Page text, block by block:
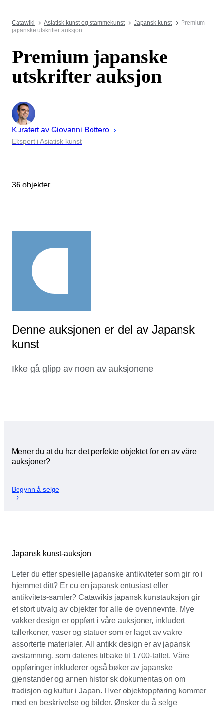
Catawiki Asiatisk kunst og stammekunst Japansk kunst
Premium
japanske utskrifter auksjon
Premium japanske
utskrifter auksjon
Kuratert av Giovanni Bottero
Ekspert i Asiatisk kunst
36 objekter
Denne auksjonen er del av Japansk
kunst
Ikke gå glipp av noen av auksjonene
Mener du at du har det perfekte objektet for en av våre
auksjoner?
Begynn å selge
Japansk kunst-auksjon
Leter du etter spesielle japanske antikviteter som gir ro i
hjemmet ditt? Er du en japansk entusiast eller
antikvitets-samler? Catawikis japansk kunstauksjon gir
et stort utvalg av objekter for alle de ovennevnte. Mye
vakker design er oppført i våre auksjoner, inkludert
tallerkener, vaser og statuer som er laget av vakre
assorterte materialer. All antikk design er av japansk
avstamning, som dateres tilbake til 1700-tallet. Våre
oppføringer inkluderer også bøker av japanske
gjenstander og annen historisk dokumentasjon om
tradisjon og kultur i Japan. Hver objektoppføring kommer
med en beskrivelse og bilder. Ønsker du å selge